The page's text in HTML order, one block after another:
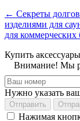
← Секреты
изделиями для
для
Купить
Внимание! Мы
Нужно указать
Отправить
Нажимая